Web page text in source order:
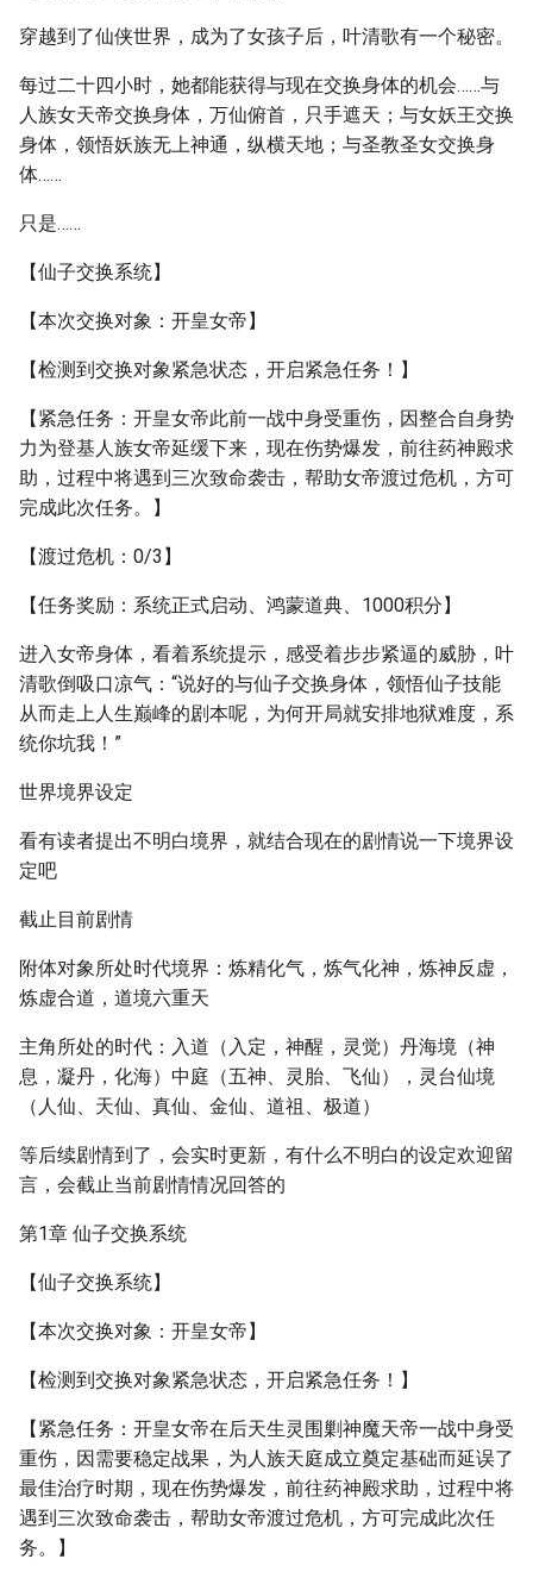
穿越到了仙侠世界，成为了女孩子后，叶清歌有一个秘密。
每过二十四小时，她都能获得与现在交换身体的机会……与
人族女天帝交换身体，万仙俯首，只手遮天；与女妖王交换
身体，领悟妖族无上神通，纵横天地；与圣教圣女交换身
体……
只是……
【仙子交换系统】
【本次交换对象：开皇女帝】
【检测到交换对象紧急状态，开启紧急任务！】
【紧急任务：开皇女帝此前一战中身受重伤，因整合自身势
力为登基人族女帝延缓下来，现在伤势爆发，前往药神殿求
助，过程中将遇到三次致命袭击，帮助女帝渡过危机，方可
完成此次任务。】
【渡过危机：0/3】
【任务奖励：系统正式启动、鸿蒙道典、1000积分】
进入女帝身体，看着系统提示，感受着步步紧逼的威胁，叶
清歌倒吸口凉气：“说好的与仙子交换身体，领悟仙子技能
从而走上人生巅峰的剧本呢，为何开局就安排地狱难度，系
统你坑我！”
世界境界设定
看有读者提出不明白境界，就结合现在的剧情说一下境界设
定吧
截止目前剧情
附体对象所处时代境界：炼精化气，炼气化神，炼神反虚，
炼虚合道，道境六重天
主角所处的时代：入道（入定，神醒，灵觉）丹海境（神
息，凝丹，化海）中庭（五神、灵胎、飞仙），灵台仙境
（人仙、天仙、真仙、金仙、道祖、极道）
等后续剧情到了，会实时更新，有什么不明白的设定欢迎留
言，会截止当前剧情情况回答的
第1章 仙子交换系统
【仙子交换系统】
【本次交换对象：开皇女帝】
【检测到交换对象紧急状态，开启紧急任务！】
【紧急任务：开皇女帝在后天生灵围剿神魔天帝一战中身受
重伤，因需要稳定战果，为人族天庭成立奠定基础而延误了
最佳治疗时期，现在伤势爆发，前往药神殿求助，过程中将
遇到三次致命袭击，帮助女帝渡过危机，方可完成此次任
务。】